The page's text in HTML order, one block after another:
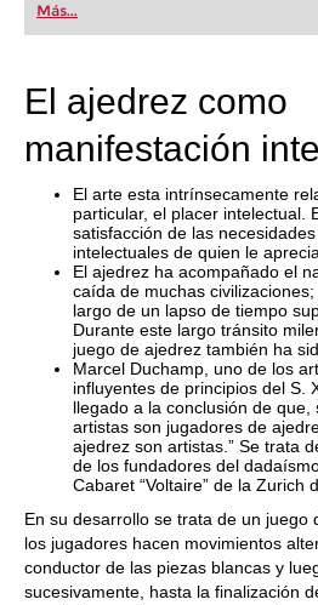
Más...
El ajedrez como
manifestación
El arte esta intrínsecamente
particular, el placer intelectual.
satisfacción de las
intelectuales de quien le aprecia.
El ajedrez ha acompañado el
caída de muchas
largo de un lapso de tiempo
Durante este largo tránsito
juego de ajedrez también ha
Marcel Duchamp, uno de los
influyentes de principios del S.
llegado a la conclusión de que,
artistas son jugadores de
ajedrez son artistas.” Se trata
de los fundadores del
Cabaret “Voltaire” de la Zurich
En su desarrollo se trata de un juego
los jugadores hacen movimientos
conductor de las piezas blancas y
sucesivamente, hasta la finalización